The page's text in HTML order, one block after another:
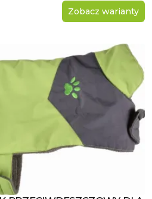
Zobacz warianty